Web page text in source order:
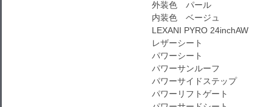
外装色 パール
内装色 ベージュ
LEXANI PYRO 24inchAW
レザーシート
パワーシート
パワーサンルーフ
パワーサイドステップ
パワーリフトゲート